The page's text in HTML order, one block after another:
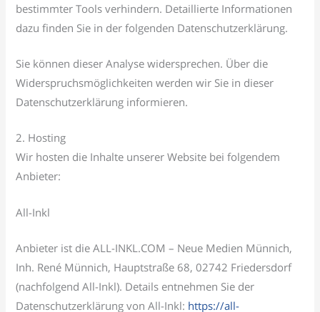
bestimmter Tools verhindern. Detaillierte Informationen
dazu finden Sie in der folgenden Datenschutzerklärung.
Sie können dieser Analyse widersprechen. Über die
Widerspruchsmöglichkeiten werden wir Sie in dieser
Datenschutzerklärung informieren.
2. Hosting
Wir hosten die Inhalte unserer Website bei folgendem
Anbieter:
All-Inkl
Anbieter ist die ALL-INKL.COM – Neue Medien Münnich,
Inh. René Münnich, Hauptstraße 68, 02742 Friedersdorf
(nachfolgend All-Inkl). Details entnehmen Sie der
Datenschutzerklärung von All-Inkl: https://all-